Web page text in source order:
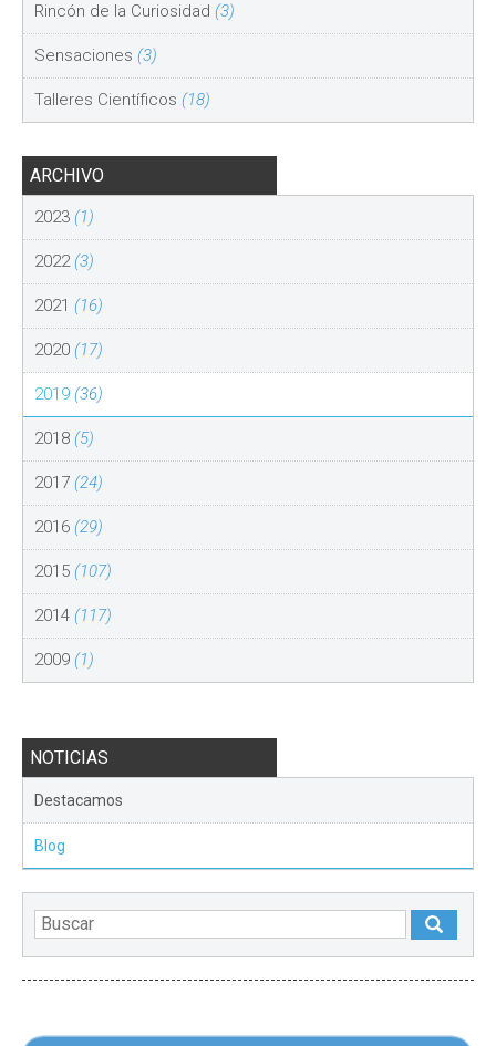
Rincón de la Curiosidad (3)
Sensaciones (3)
Talleres Científicos (18)
ARCHIVO
2023 (1)
2022(3)
2021 (16)
2020 (17)
2019 (36)
2018 (5)
2017 (24)
2016 (29)
2015 (107)
2014 (117)
2009 (1)
NOTICIAS
Destacamos
Blog